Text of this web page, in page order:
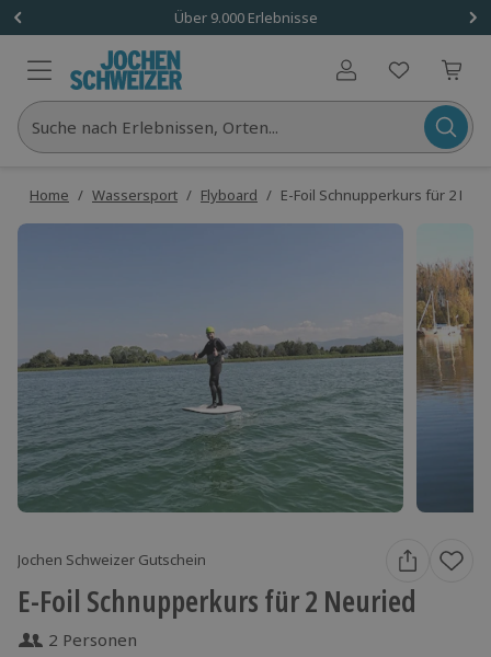
Über 9.000 Erlebnisse
Benutzerkonto
Suche nach Erlebnissen, Orten...
Home / Wassersport / Flyboard / E-Foil Schnupperkurs für 2
Jochen Schweizer Gutschein
E-Foil Schnupperkurs für 2 Neuried
2 Personen